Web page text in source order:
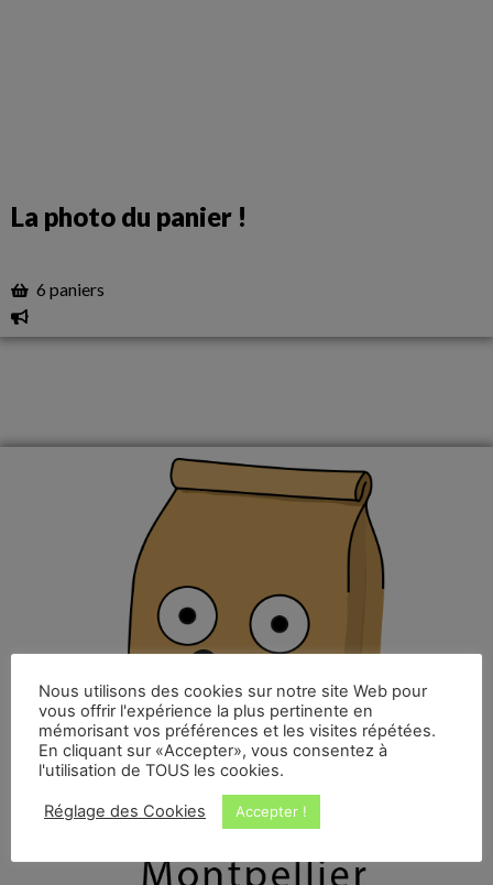
La photo du panier !
6 paniers
Nous utilisons des cookies sur notre site Web pour
vous offrir l'expérience la plus pertinente en
mémorisant vos préférences et les visites répétées.
En cliquant sur «Accepter», vous consentez à
l'utilisation de TOUS les cookies.
Réglage des Cookies Accepter !